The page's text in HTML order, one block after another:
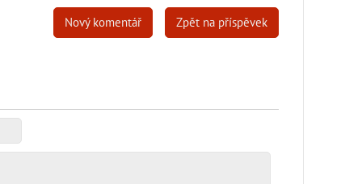
Zpět na příspěvek
Nový komentář